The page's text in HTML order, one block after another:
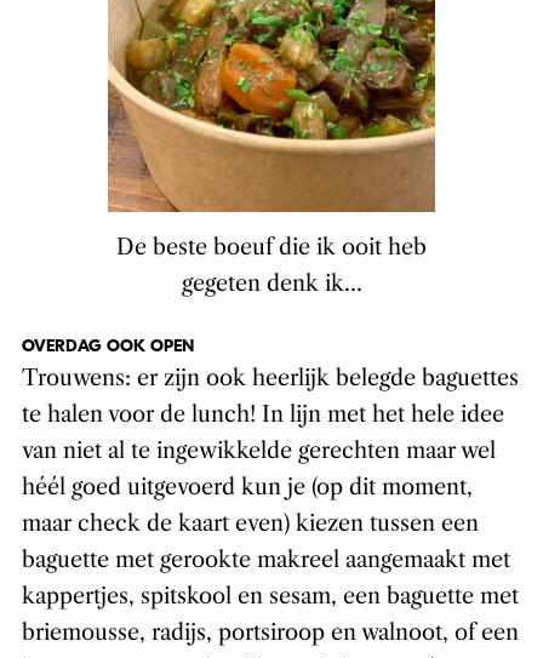
De beste boeuf die ik ooit heb
gegeten denk ik…
OVERDAG OOK OPEN
Trouwens: er zijn ook heerlijk belegde baguettes
te halen voor de lunch! In lijn met het hele idee
van niet al te ingewikkelde gerechten maar wel
héél goed uitgevoerd kun je (op dit moment,
maar check de kaart even) kiezen tussen een
baguette met gerookte makreel aangemaakt met
kappertjes, spitskool en sesam, een baguette met
briemousse, radijs, portsiroop en walnoot, of een